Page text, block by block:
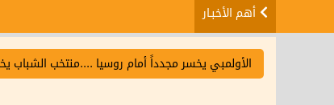
أهم الأخبـار
الأولمبي يخسر مجدداً أمام روسيا ....منتخب الشباب